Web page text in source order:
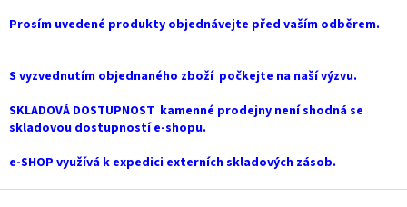
l
a
í
p
v
y
Prosím uvedené produkty objednávejte před vaším odběrem.
S vyzvednutím objednaného zboží počkejte na naší výzvu.
SKLADOVÁ DOSTUPNOST kamenné prodejny není shodná se
skladovou dostupností e-shopu.
e-SHOP využívá k expedici externích skladových zásob.